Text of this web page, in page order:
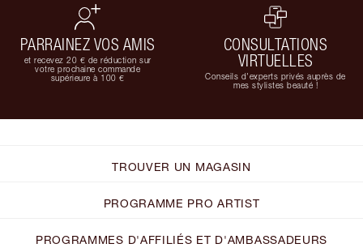
PARRAINEZ VOS AMIS
et recevez 20 € de réduction sur
votre prochaine commande
supérieure à 100 €
CONSULTATIONS
VIRTUELLES
Conseils d'experts privés auprès de
mes stylistes beauté !
TROUVER UN MAGASIN
PROGRAMME PRO ARTIST
PROGRAMMES D'AFFILIÉS ET D'AMBASSADEURS